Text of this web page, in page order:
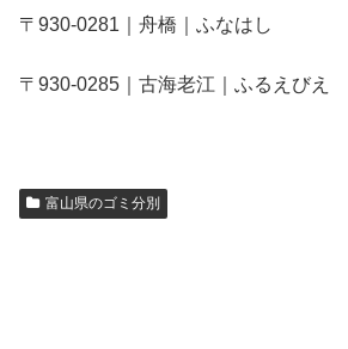
〒930-0281｜舟橋｜ふなはし
〒930-0285｜古海老江｜ふるえびえ
富山県のゴミ分別